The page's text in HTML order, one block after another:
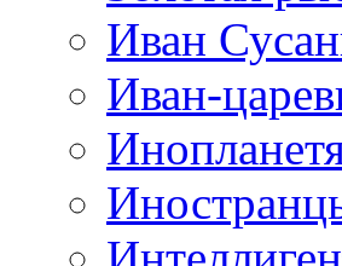
Иван
Иван-